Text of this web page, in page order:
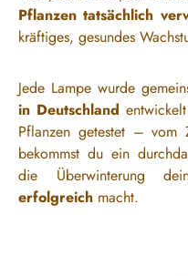
Pflanzen tatsächlich
kräftiges, gesundes
Jede Lampe wurde
in Deutschland
Pflanzen getestet – vom
bekommst du ein
die Überwinterung
erfolgreich macht.